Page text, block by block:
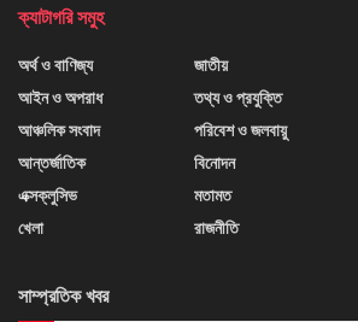
ক্যাটাগরি সমুহ
অর্থ ও বাণিজ্য
আইন ও অপরাধ
আঞ্চলিক সংবাদ
আন্তর্জাতিক
এক্সক্লুসিভ
খেলা
জাতীয়
তথ্য ও প্রযুক্তি
পরিবেশ ও জলবায়ু
বিনোদন
মতামত
রাজনীতি
সাম্প্রতিক খবর